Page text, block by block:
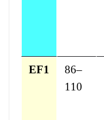
EF1
86–
110